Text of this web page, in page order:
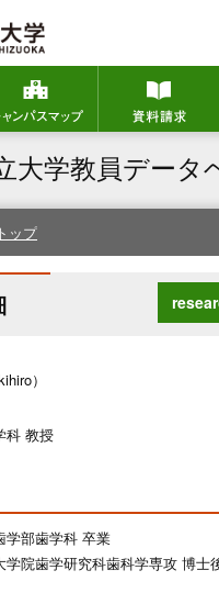
アクセス キャンパスマップ
大学教員データ
ップ
）
科 教授
学部歯学科 卒業
学院歯学研究科歯科学専攻 博士